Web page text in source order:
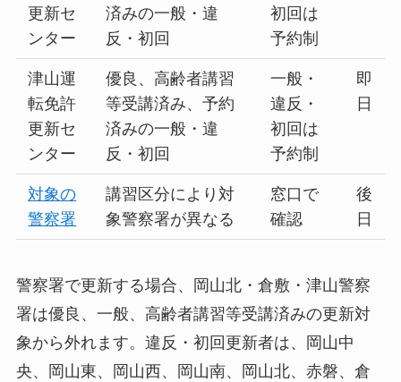
更新セ
ンター
済みの一般・違
反・初回
初回は
予約制
津山運
転免許
更新セ
ンター
優良、高齢者講習
等受講済み、予約
済みの一般・違
反・初回
一般・
違反・
初回は
予約制
即
日
対象の
警察署
講習区分により対
象警察署が異なる
窓口で
確認
後
日
警察署で更新する場合、岡山北・倉敷・津山警察
署は優良、一般、高齢者講習等受講済みの更新対
象から外れます。違反・初回更新者は、岡山中
央、岡山東、岡山西、岡山南、岡山北、赤磐、倉